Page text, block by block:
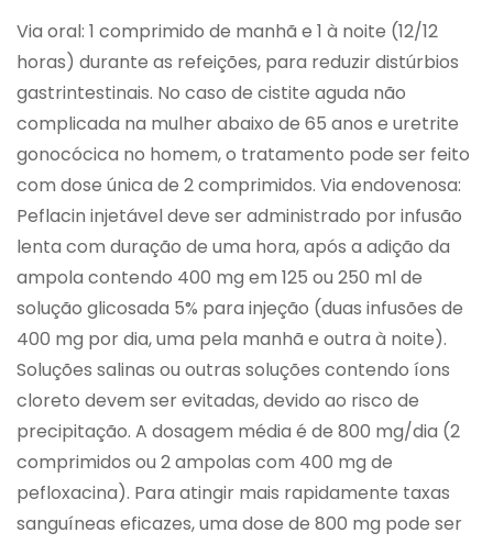
Via oral: 1 comprimido de manhã e 1 à noite (12/12
horas) durante as refeições, para reduzir distúrbios
gastrintestinais. No caso de cistite aguda não
complicada na mulher abaixo de 65 anos e uretrite
gonocócica no homem, o tratamento pode ser feito
com dose única de 2 comprimidos. Via endovenosa:
Peflacin injetável deve ser administrado por infusão
lenta com duração de uma hora, após a adição da
ampola contendo 400 mg em 125 ou 250 ml de
solução glicosada 5% para injeção (duas infusões de
400 mg por dia, uma pela manhã e outra à noite).
Soluções salinas ou outras soluções contendo íons
cloreto devem ser evitadas, devido ao risco de
precipitação. A dosagem média é de 800 mg/dia (2
comprimidos ou 2 ampolas com 400 mg de
pefloxacina). Para atingir mais rapidamente taxas
sanguíneas eficazes, uma dose de 800 mg pode ser